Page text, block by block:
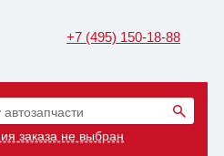
+7 (495) 150-18-88
заказа не выбран